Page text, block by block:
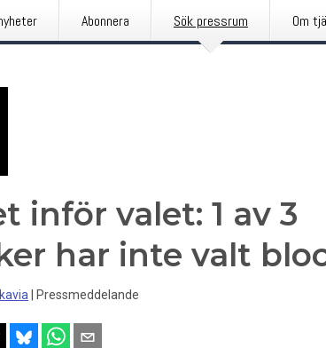
Abonnera Sök pressrum Om
inför valet: 1 av 3
har inte valt
Pressmeddelande